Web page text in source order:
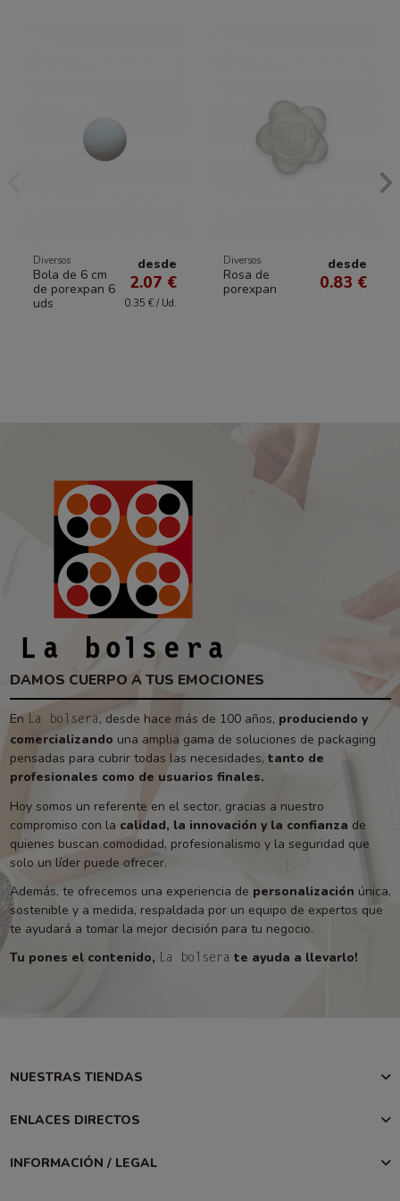
Diversos
Bola de 6 cm
de porexpan 6
uds
desde
2.07 €
0.35 € / Ud.
Diversos
Rosa de
porexpan
desde
0.83 €
DAMOS CUERPO A TUS EMOCIONES
En La bolsera , desde hace más de 100 años, produciendo y
comercializando una amplia gama de soluciones de packaging
pensadas para cubrir todas las necesidades, tanto de
profesionales como de usuarios finales.
Hoy somos un referente en el sector, gracias a nuestro
compromiso con la calidad, la innovación y la confianza de
quienes buscan comodidad, profesionalismo y la seguridad que
solo un líder puede ofrecer.
Además, te ofrecemos una experiencia de personalización única,
sostenible y a medida, respaldada por un equipo de expertos que
te ayudará a tomar la mejor decisión para tu negocio.
Tu pones el contenido, La bolsera te ayuda a llevarlo!
NUESTRAS TIENDAS
ENLACES DIRECTOS
INFORMACIÓN / LEGAL